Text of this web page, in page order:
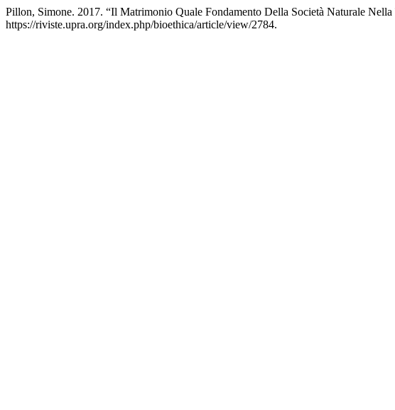
Pillon, Simone. 2017. “Il Matrimonio Quale Fondamento Della Società Naturale
https://riviste.upra.org/index.php/bioethica/article/view/2784.